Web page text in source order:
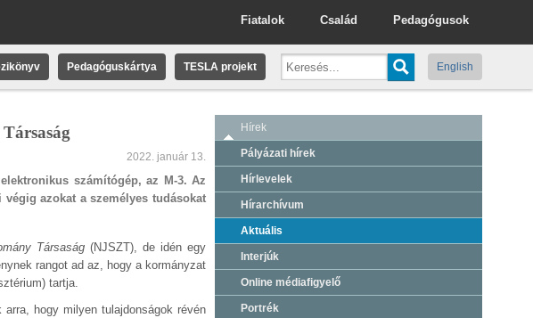
Pedagógusok
Család
Fiatalok
Pedagóguskártya TESLA projekt English
2022. január 13.
számítógép, az M-3. Az
azokat a személyes tudásokat
Társaság (NJSZT), de idén egy
rangot ad az, hogy a kormányzat
tartja.
hogy milyen tulajdonságok révén
Hírek
Pályázati hírek
Hírlevelek
Hírarchívum
Aktuális
Interjúk
Online médiafigyelő
Portrék